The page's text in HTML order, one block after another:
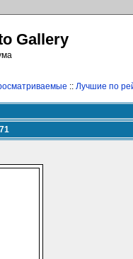
Gallery
:: Лучшие по